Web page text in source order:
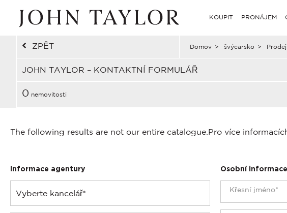
KOUPIT PRONÁJEM
ZPĚT Domov > švýcarsko > Prodej
JOHN TAYLOR – KONTAKTNÍ FORMULÁŘ
0 nemovitosti
The following results are not our entire catalogue. Pro více
Informace agentury Osobní informace